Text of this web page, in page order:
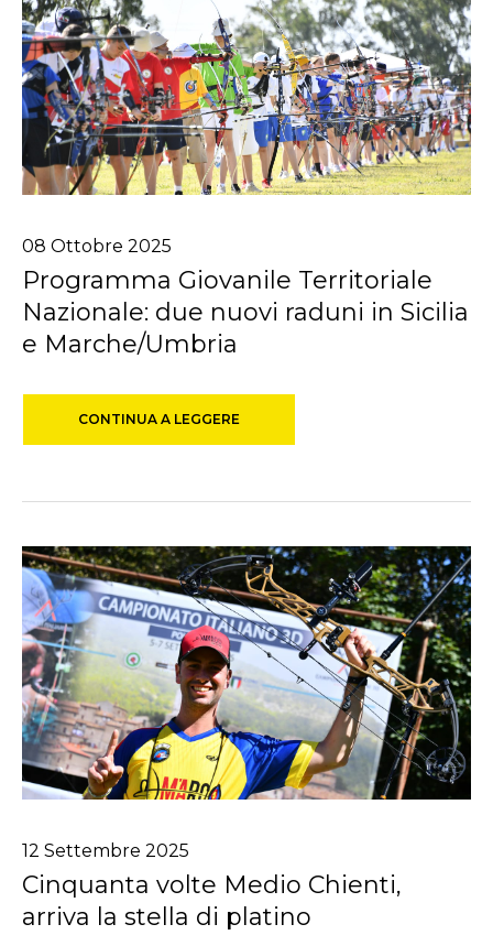
08 Ottobre 2025
Programma Giovanile Territoriale
Nazionale: due nuovi raduni in Sicilia
e ​Marche/Umbria
CONTINUA A LEGGERE
12 Settembre 2025
Cinquanta volte Medio Chienti,
arriva la stella di platino